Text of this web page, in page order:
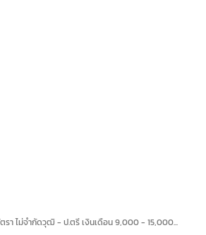
รา ไม่จำกัดวุฒิ - ป.ตรี เงินเดือน 9,000 - 15,000...